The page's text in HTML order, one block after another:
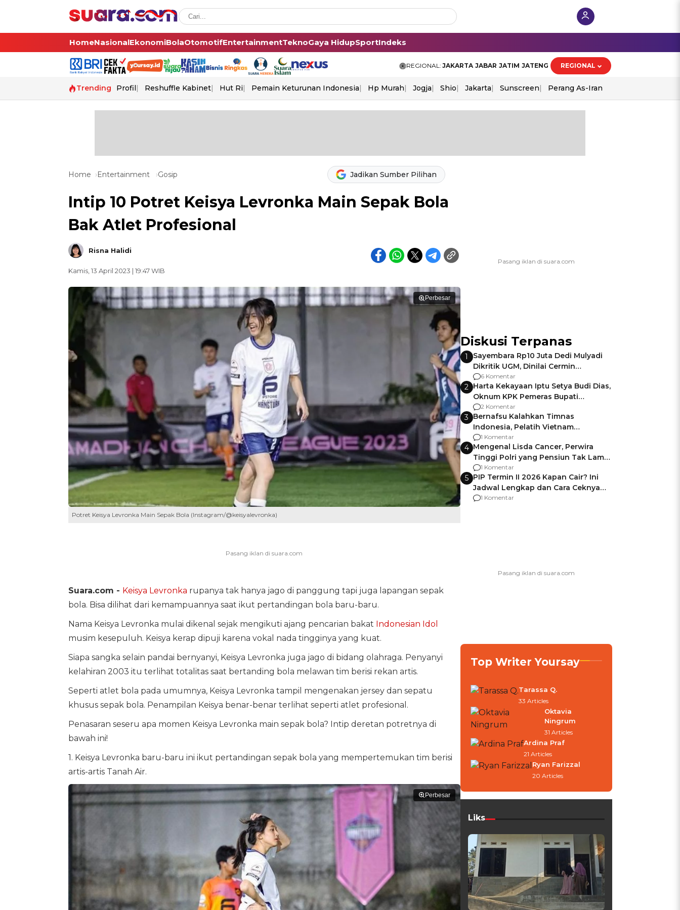
HomeNasionalEkonomiBolaOtomotifEntertainmentTeknoGaya HidupSportIndeks
REGIONAL: JAKARTA JABAR JATIM JATENG REGIONAL
Trending Profil Reshuffle Kabinet Hut Ri Pemain Keturunan Indonesia Hp Murah Jogja Shio Jakarta Sunscreen Perang As-Iran
Home Entertainment Gosip Jadikan Sumber Pilihan
Intip 10 Potret Keisya Levronka Main Sepak Bola
Bak Atlet Profesional
Risna Halidi
Kamis, 13 April 2023 | 19:47 WIB
Perbesar
Potret Keisya Levronka Main Sepak Bola (Instagram/@keisyalevronka)
Suara.com - Keisya Levronka rupanya tak hanya jago di panggung tapi juga lapangan sepak
bola. Bisa dilihat dari kemampuannya saat ikut pertandingan bola baru-baru.
Nama Keisya Levronka mulai dikenal sejak mengikuti ajang pencarian bakat Indonesian Idol
musim kesepuluh. Keisya kerap dipuji karena vokal nada tingginya yang kuat.
Siapa sangka selain pandai bernyanyi, Keisya Levronka juga jago di bidang olahraga. Penyanyi
kelahiran 2003 itu terlihat totalitas saat bertanding bola melawan tim berisi rekan artis.
Seperti atlet bola pada umumnya, Keisya Levronka tampil mengenakan jersey dan sepatu
khusus sepak bola. Penampilan Keisya benar-benar terlihat seperti atlet profesional.
Penasaran seseru apa momen Keisya Levronka main sepak bola? Intip deretan potretnya di
bawah ini!
1. Keisya Levronka baru-baru ini ikut pertandingan sepak bola yang mempertemukan tim berisi
artis-artis Tanah Air.
Perbesar
Diskusi Terpanas
1
Sayembara Rp10 Juta Dedi Mulyadi
Dikritik UGM, Dinilai Cermin
Gagalnya Negara Jamin Keamanan
6 Komentar
2 Harta Kekayaan Iptu Setya Budi Dias,
Oknum KPK Pemeras Bupati
Pemalang
2 Komentar
3 Bernafsu Kalahkan Timnas
Indonesia, Pelatih Vietnam
Berencana Pakai Jimat di Pakansari
1 Komentar
4 Mengenal Lisda Cancer, Perwira
Tinggi Polri yang Pensiun Tak Lama
Usai Jadi Brigjen
1 Komentar
5 PIP Termin II 2026 Kapan Cair? Ini
Jadwal Lengkap dan Cara Ceknya
agar Dana Tidak Hangus!
1 Komentar
Top Writer Yoursay
Tarassa Q.
33 Articles
Oktavia
Ningrum
31 Articles
Ardina Praf
21 Articles
Ryan Farizzal
20 Articles
Liks